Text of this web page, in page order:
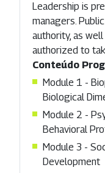
Leadership is
managers.
authority, as
authorized to
Conteúdo
Module 1 -
Biological
Module 2 -
Behavioral
Module 3 -
Development